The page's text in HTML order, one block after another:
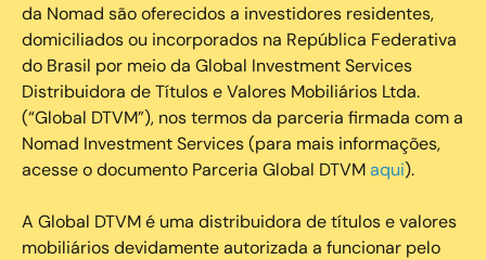
da Nomad são oferecidos a investidores residentes,
domiciliados ou incorporados na República Federativa
do Brasil por meio da Global Investment Services
Distribuidora de Títulos e Valores Mobiliários Ltda.
(“Global DTVM”), nos termos da parceria firmada com a
Nomad Investment Services (para mais informações,
acesse o documento Parceria Global DTVMaqui).
A Global DTVM é uma distribuidora de títulos e valores
mobiliários devidamente autorizada a funcionar pelo